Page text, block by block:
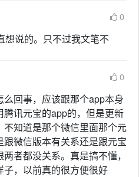
0
想说的。只不过我文笔不
0
回事，应该跟那个app本身
讯元宝的app的，但是更新
不知道是那个微信里面那个元
跟微信版本有关系还是跟元宝
者都没关系。真是搞不懂，
，以前真的很方便很好